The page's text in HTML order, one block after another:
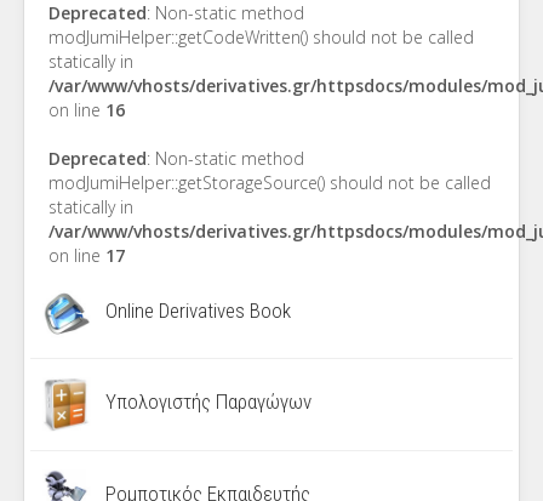
Deprecated: Non-static method
modJumiHelper::getCodeWritten() should not be called
statically in
/var/www/vhosts/derivatives.gr/httpsdocs/modules/
on line 16
Deprecated: Non-static method
modJumiHelper::getStorageSource() should not be called
statically in
/var/www/vhosts/derivatives.gr/httpsdocs/modules/
on line 17
Online Derivatives Book
Υπολογιστής Παραγώγων
Ρομποτικός Εκπαιδευτής